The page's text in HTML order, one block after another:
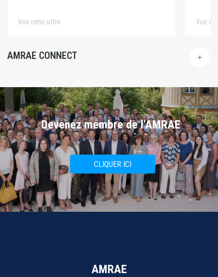
Voir cette offre Voir
AMRAE CONNECT
Devenez membre de l'AMRAE
CLIQUER ICI
AMRAE